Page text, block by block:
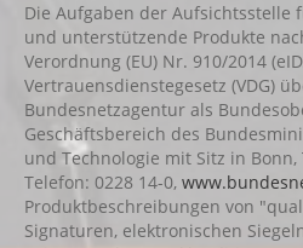
Die Aufgaben der Aufsichtsstelle
und unterstützende Produkte
Verordnung (EU) Nr. 910/2014
Vertrauensdienstegesetz (VDG)
Bundesnetzagentur als
Geschäftsbereich des
und Technologie mit Sitz in
Telefon: 0228 14-0,
Produktbeschreibungen von
Signaturen, elektronischen